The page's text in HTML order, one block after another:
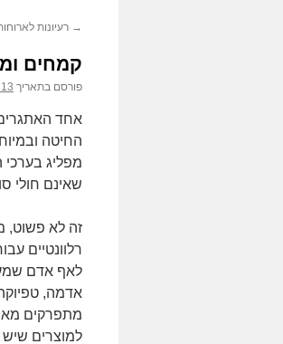
→ רעיונות
קמחים
פורסם בתאריך 13 בפברואר 2012
אחד האתגרים
החיטה
מפליג
שאינם חולי
זה לא פשוט,
רלוונטיים
לאף אדם
אדמה,
מתפרקים
למוצרים שיש